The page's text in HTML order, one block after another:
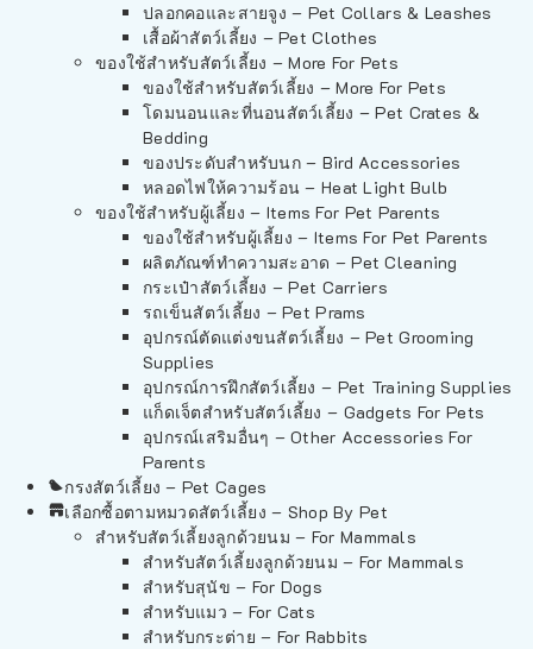
ปลอกคอและสายจูง – Pet Collars & Leashes
เสื้อผ้าสัตว์เลี้ยง – Pet Clothes
ของใช้สำหรับสัตว์เลี้ยง – More For Pets
ของใช้สำหรับสัตว์เลี้ยง – More For Pets
โดมนอนและที่นอนสัตว์เลี้ยง – Pet Crates &
Bedding
ของประดับสำหรับนก – Bird Accessories
หลอดไฟให้ความร้อน – Heat Light Bulb
ของใช้สำหรับผู้เลี้ยง – Items For Pet Parents
ของใช้สำหรับผู้เลี้ยง – Items For Pet Parents
ผลิตภัณฑ์ทำความสะอาด – Pet Cleaning
กระเป๋าสัตว์เลี้ยง – Pet Carriers
รถเข็นสัตว์เลี้ยง – Pet Prams
อุปกรณ์ตัดแต่งขนสัตว์เลี้ยง – Pet Grooming
Supplies
อุปกรณ์การฝึกสัตว์เลี้ยง – Pet Training Supplies
แก็ดเจ็ตสำหรับสัตว์เลี้ยง – Gadgets For Pets
อุปกรณ์เสริมอื่นๆ – Other Accessories For
Parents
กรงสัตว์เลี้ยง – Pet Cages
เลือกซื้อตามหมวดสัตว์เลี้ยง – Shop By Pet
สำหรับสัตว์เลี้ยงลูกด้วยนม – For Mammals
สำหรับสัตว์เลี้ยงลูกด้วยนม – For Mammals
สำหรับสุนัข – For Dogs
สำหรับแมว – For Cats
สำหรับกระต่าย – For Rabbits